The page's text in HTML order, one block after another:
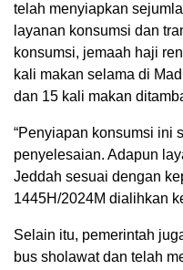
telah menyiapkan
layanan konsumsi dan
konsumsi, jemaah haji
kali makan selama di
dan 15 kali makan
“Penyiapan konsumsi ini
penyelesaian. Adapun
Jeddah sesuai dengan
1445H/2024M dialihkan
Selain itu, pemerintah
bus sholawat dan telah